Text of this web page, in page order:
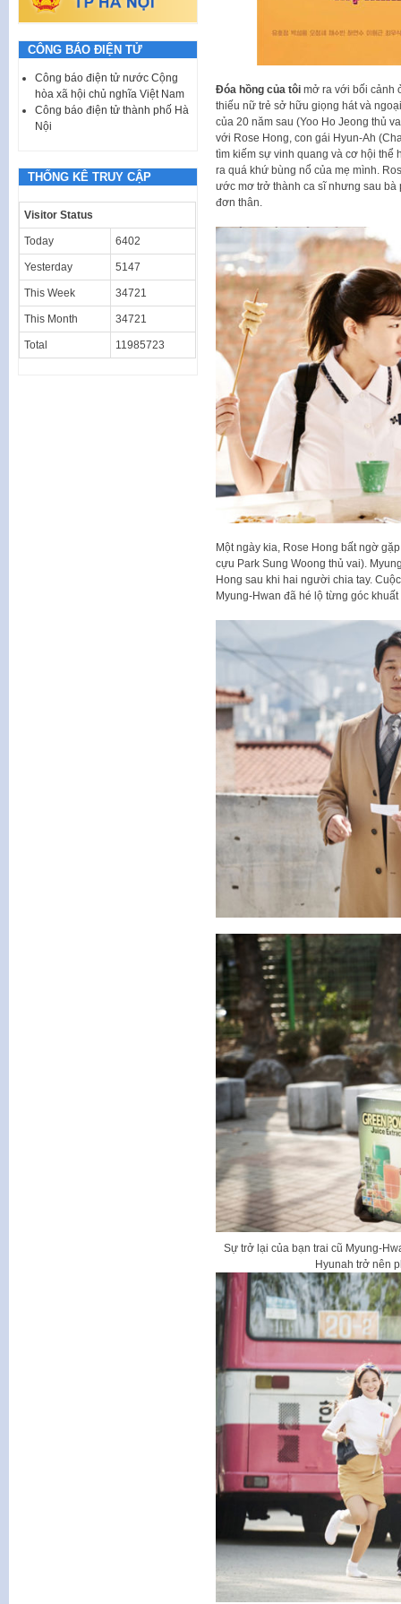
Đóa hồng của tôimở ra với bối cảnh
thiếu nữ trẻ sở hữu giọng hát và
của 20 năm sau (Yoo Ho Jeong thủ
với Rose Hong, con gái Hyun-Ah
tìm kiếm sự vinh quang và cơ hội thể
ra quá khứ bùng nổ của mẹ mình.
ước mơ trở thành ca sĩ nhưng sau
đơn thân.
Một ngày kia, Rose Hong bất ngờ
cựu Park Sung Woong thủ vai).
Hong sau khi hai người chia tay.
Myung-Hwan đã hé lộ từng góc
Sự trở lại của bạn trai cũ Myung-
Hyunah trở nên
CÔNG BÁO ĐIỆN TỬ
Công báo điện tử nước Cộng
hòa xã hội chủ nghĩa Việt Nam
Công báo điện tử thành phố Hà
Nội
THỐNG KÊ TRUY CẬP
Visitor Status
Today 6402
Yesterday 5147
This Week 34721
This Month 34721
Total 11985723